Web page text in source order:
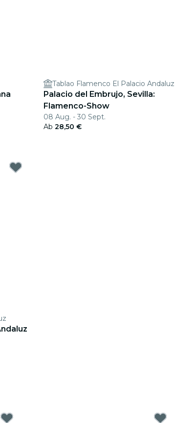
Tablao Flamenco El Palacio Andaluz
Palacio del Embrujo, Sevilla:
Flamenco-Show
08 Aug. - 30 Sept.
Ab 28,50 €